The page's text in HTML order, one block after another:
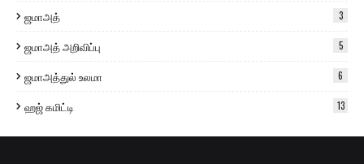
ஜமாஅத் 3
ஜமாஅத் அறிவிப்பு 5
ஜமாஅத்துல் உலமா 6
ஹஜ் கமிட்டி 13